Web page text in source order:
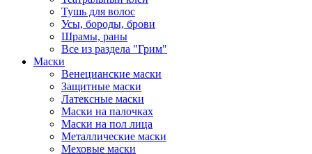
Тушь для волос
Усы, бороды, брови
Шрамы, раны
Все из раздела "Грим"
Маски
Венецианские маски
Защитные маски
Латексные маски
Маски на палочках
Маски на пол лица
Металлические маски
Меховые маски